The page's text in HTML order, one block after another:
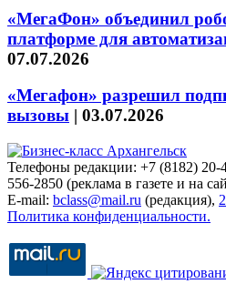
«МегаФон» объединил
платформе для
07.07.2026
«Мегафон» разрешил
вызовы | 03.07.2026
Телефоны редакции: +7 (8182) 20-
556-2850 (реклама в газете и на
E-mail: bclass@mail.ru (редакция),
Политика конфиденциальности.